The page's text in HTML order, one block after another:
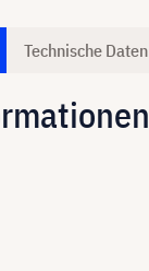
Technische Daten